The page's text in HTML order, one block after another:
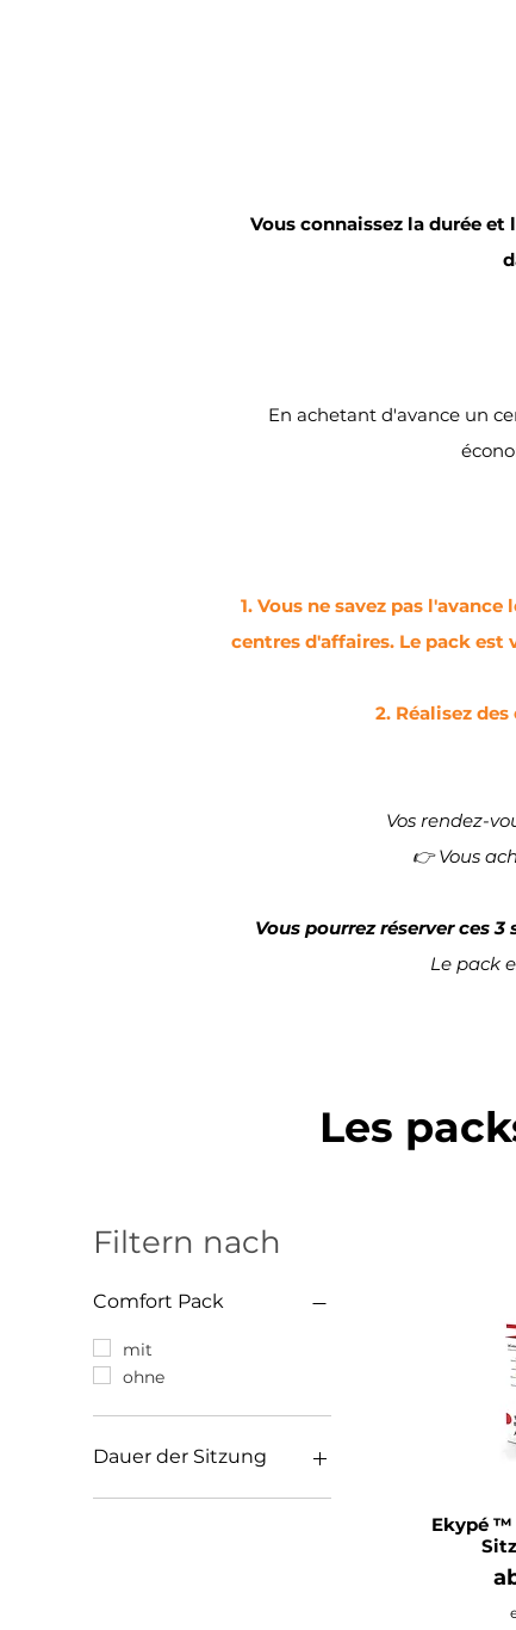
Vous connaissez la durée
En achetant d'avance un
Vous ne savez pas
centres d'affaires. Le pack est
Réalisez
Vos rendez-
👉 Vous
Vous pourrez réserver ces
Le pack
Les
Filtern nach
Comfort Pack
mit
ohne
Dauer der Sitzung
1 Monat
Ekypé ™